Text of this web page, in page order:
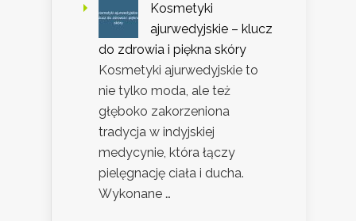
Kosmetyki
ajurwedyjskie – klucz
do zdrowia i piękna skóry
Kosmetyki ajurwedyjskie to
nie tylko moda, ale też
głęboko zakorzeniona
tradycja w indyjskiej
medycynie, która łączy
pielęgnację ciała i ducha.
Wykonane …